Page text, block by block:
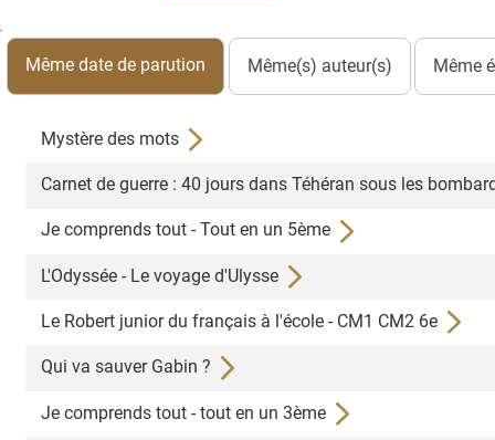
Même date de parution Même(s) auteur(s) Même
Mystère des mots
Carnet de guerre : 40 jours dans Téhéran sous les
Je comprends tout - Tout en un 5ème
L'Odyssée - Le voyage d'Ulysse
Le Robert junior du français à l'école - CM1 CM2 6e
Qui va sauver Gabin ?
Je comprends tout - tout en un 3ème